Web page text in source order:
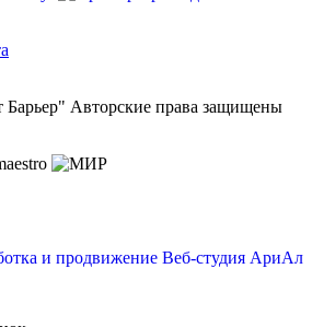
Авторские права защищены